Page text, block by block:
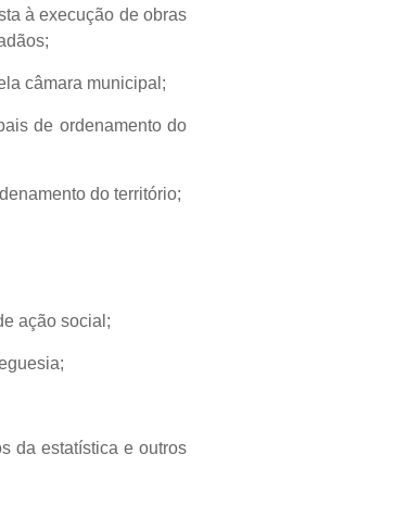
à execução de obras
câmara municipal;
de ordenamento do
do território;
ação social;
da estatística e outros